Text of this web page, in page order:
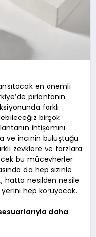
en önemli
pırlantanın
farklı
birçok
ihtişamını
ve incinin buluştuğu
zevklere ve tarzlara
bu mücevherler
da hep sizinle
hatta nesilden nesile
hep koruyacak.
daha